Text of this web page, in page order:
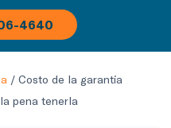
4640
/ Costo de la garantía
pena tenerla